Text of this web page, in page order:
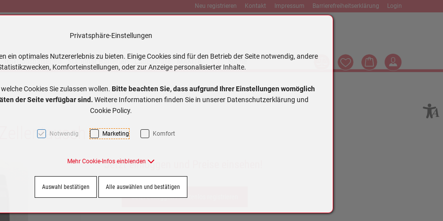
Neu registrieren Kontakt Impressum Barrierefreiheitserklärung Login
Traktionsbatterien Stationär Batterien Ladegeräte MAKITA Suche VergleichWunschlisteWarenkorbLogin
Jetzt einloggen und Preise einsehen!
Jetzt einloggen / kostenlos registrieren
Privatsphäre-Einstellungen
ein optimales Nutzererlebnis zu bieten. Einige Cookies sind für den Betrieb der Seite notwendig, andere
Komforteinstellungen, oder zur Anzeige personalisierter Inhalte.
Cookies Sie zulassen wollen. Bitte beachten Sie, dass aufgrund Ihrer Einstellungen womöglich
der Seite verfügbar sind. Weitere Informationen finden Sie in unserer Datenschutzerklärung und
Cookie Policy.
Notwendig Marketing Komfort
Mehr Cookie-Infos einblenden
Auswahl bestätigen Alle auswählen und bestätigen